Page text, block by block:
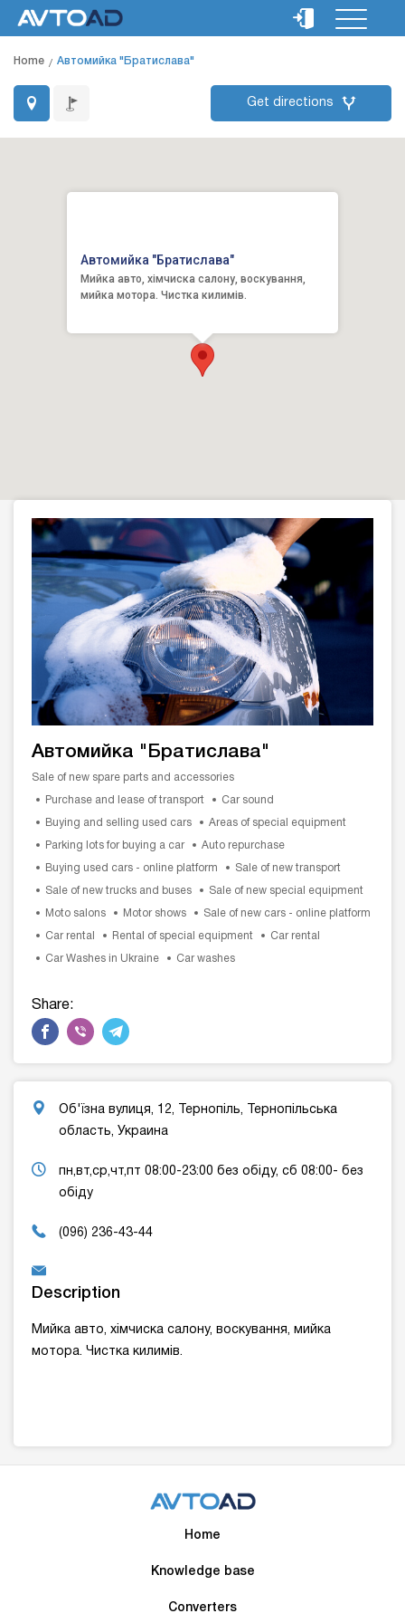
Home Автомийка "Братислава"
Get directions
Автомийка "Братислава"
Мийка авто, хімчиска салону, воскування,
мийка мотора. Чистка килимів.
Автомийка "Братислава"
Sale of new spare parts and accessories
Purchase and lease of transport Car sound
Buying and selling used cars Areas of special equipment
Parking lots for buying a car Auto repurchase
Buying used cars - online platform Sale of new transport
Sale of new trucks and buses Sale of new special equipment
Moto salons Motor shows Sale of new cars - online platform
Car rental Rental of special equipment Car rental
Car Washes in Ukraine Car washes
Share:
Об'їзна вулиця, 12, Тернопіль, Тернопільська
область, Украина
пн,вт,ср,чт,пт 08:00-23:00 без обіду, сб 08:00- без
обіду
(096) 236-43-44
Description
Мийка авто, хімчиска салону, воскування, мийка
мотора. Чистка килимів.
Home
Knowledge base
Converters